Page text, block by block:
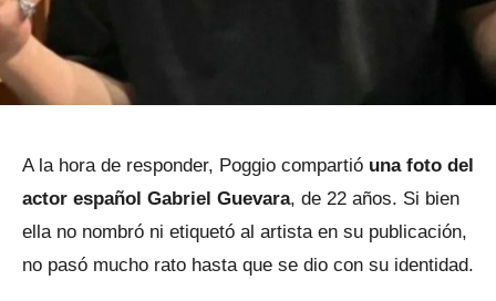
A la hora de responder, Poggio compartió una foto del
actor español Gabriel Guevara, de 22 años. Si bien
ella no nombró ni etiquetó al artista en su publicación,
no pasó mucho rato hasta que se dio con su identidad.